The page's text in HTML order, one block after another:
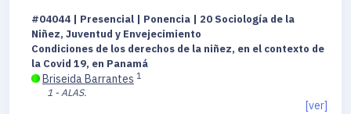
#04044 | Presencial | Ponencia | 20 Sociología de la
Niñez, Juventud y Envejecimiento
Condiciones de los derechos de la niñez, en el contexto de
la Covid 19, en Panamá
Briseida Barrantes 1
1 - ALAS.
[ver]